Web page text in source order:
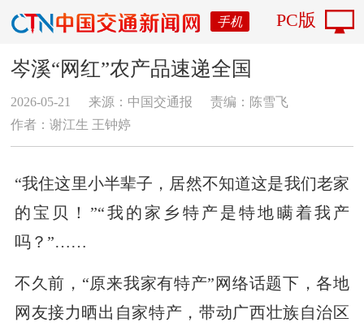
手机 PC版
岑溪“网红”农产品速递全国
2026-05-21 来源：中国交通报
责编：陈雪飞
作者：谢江生 王钟婷
“我住这里小半辈子，居然不知道这是我们老家
的宝贝！”“我的家乡特产是特地瞒着我产
吗？”……
不久前，“原来我家有特产”网络话题下，各地
网友接力晒出自家特产，带动广西壮族自治区